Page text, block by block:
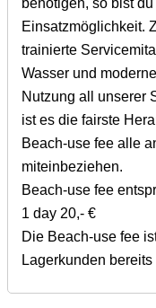
Einsatzmöglichkeit.
trainierte
Wasser und
Nutzung all unserer
ist es die fairste
Beach-use fee alle
miteinbeziehen.
Beach-use fee
1 day 20,- €
Die Beach-use fee
Lagerkunden